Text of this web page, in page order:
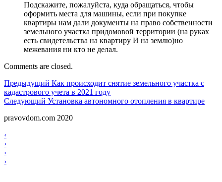
Подскажите, пожалуйста, куда обращаться, чтобы
оформить места для машины, если при покупке
квартиры нам дали документы на право собственности
земельного участка придомовой территории (на руках
есть свидетельства на квартиру И на землю)но
межевания ни кто не делал.
Comments are closed.
Навигация
по
Предыдущий Предыдущий
Как происходит снятие земельного участка с
кадастрового учета в 2021 году
Следующий Следующий
Установка автономного отопления в квартире
pravovdom.com 2020
Scroll
Up
Навигация
по
записям
‹
›
Навигация
по
‹
›